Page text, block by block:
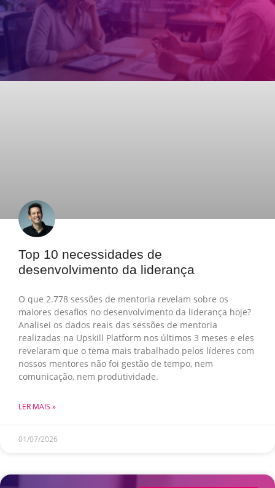
Top 10 necessidades de
desenvolvimento da liderança
O que 2.778 sessões de mentoria revelam sobre os
maiores desafios no desenvolvimento da liderança hoje?
Analisei os dados reais das sessões de mentoria
realizadas na Upskill Platform nos últimos 3 meses e eles
revelaram que o tema mais trabalhado pelos líderes com
nossos mentores não foi gestão de tempo, nem
comunicação, nem produtividade.
LER MAIS »
01/07/2026